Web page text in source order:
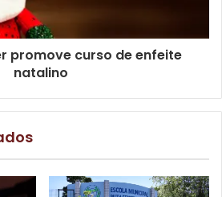
de idosos. Além de
de entendimento acerca da
emocional ao cuidador”,
do projeto, Mara Solange
informações podem ser obtidas
Ferreira Alvarez, através do
promove curso de enfeite
natalino